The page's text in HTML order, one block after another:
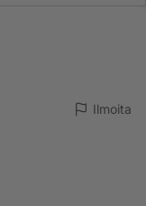
Ilmoita